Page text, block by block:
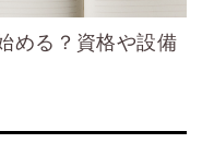
める？資格や設備